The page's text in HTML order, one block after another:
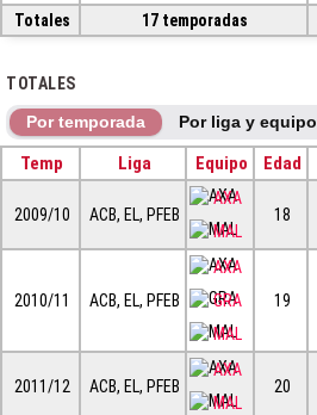
Totales
17 temporadas
TOTALES
Por temporada Por liga y equipo
Temp Liga Equipo Edad
2009/10 ACB, EL, PFEB
AXA
MAL
18
2010/11 ACB, EL, PFEB
AXA
GRA
MAL
19
2011/12 ACB, EL, PFEB
AXA
MAL
20